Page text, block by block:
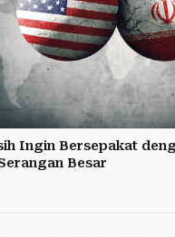
Ingin Bersepakat
Besar